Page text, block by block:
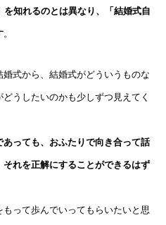
知れるのとは異なり 、「結婚式自
。
式から、結婚式がどういうものな
うしたいのかも少しずつ見えてく
っても、おふたりで向き合って話
れを正解にすることができるはず
って歩んでいってもらいたいと思